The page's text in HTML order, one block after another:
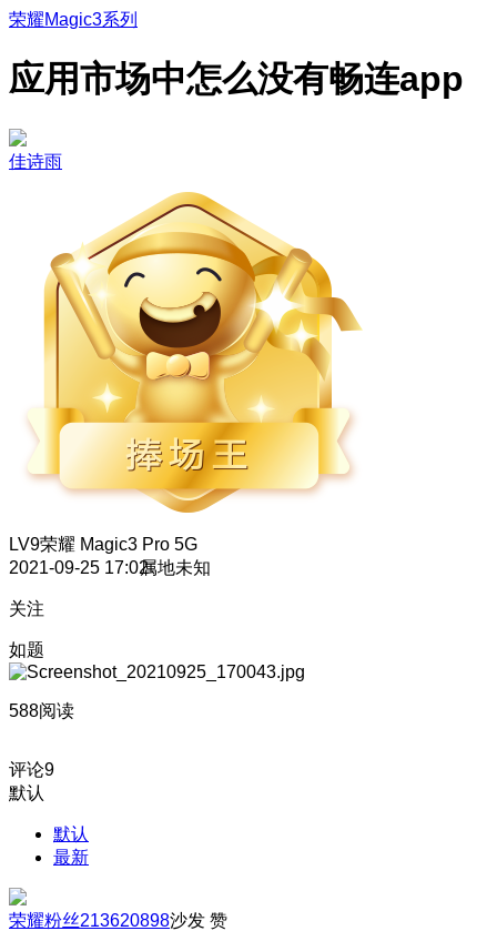
荣耀Magic3系列
应用市场中怎么没有畅连app
佳诗雨
LV9荣耀 Magic3 Pro 5G
2021-09-25 17:02属地未知
关注
如题
588阅读
评论9
默认
默认
最新
荣耀粉丝213620898沙发 赞